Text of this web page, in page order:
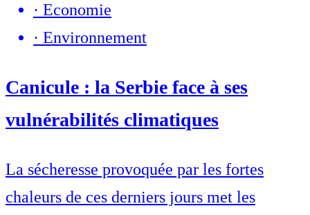
· Economie
· Environnement
Canicule : la Serbie face à ses
vulnérabilités climatiques
La sécheresse provoquée par les fortes
chaleurs de ces derniers jours met les